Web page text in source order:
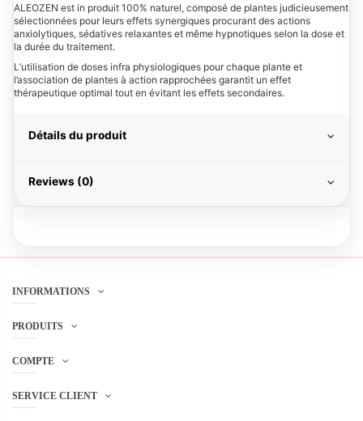
ALEOZEN est in produit 100% naturel, composé de plantes judicieusement
sélectionnées pour leurs effets synergiques procurant des actions
anxiolytiques, sédatives relaxantes et même hypnotiques selon la dose et
la durée du traitement.
L’utilisation de doses infra physiologiques pour chaque plante et
l’association de plantes à action rapprochées garantit un effet
thérapeutique optimal tout en évitant les effets secondaires.
Détails du produit
Reviews (0)
INFORMATIONS
PRODUITS
COMPTE
SERVICE CLIENT